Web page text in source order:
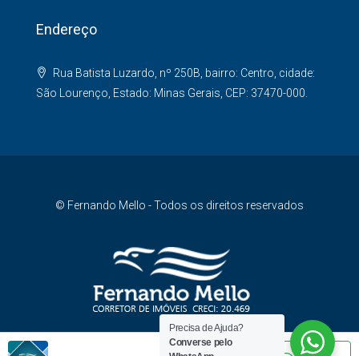
Endereço
Rua Batista Luzardo, nº 250B, bairro: Centro, cidade:
São Lourenço, Estado: Minas Gerais, CEP: 37470-000.
© Fernando Mello - Todos os direitos reservados
Precisa de Ajuda?
Converse pelo